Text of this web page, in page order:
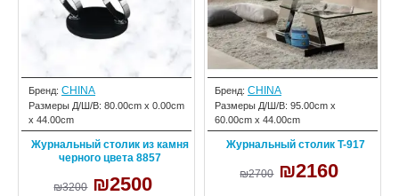
Бренд: CHINA
Размеры Д/Ш/В: 80.00cm x 0.00cm
x 44.00cm
Журнальный столик из камня
черного цвета 8857
₪3200 ₪2500
Бренд: CHINA
Размеры Д/Ш/В: 95.00cm x
60.00cm x 44.00cm
Журнальный столик T-917
₪2700 ₪2160